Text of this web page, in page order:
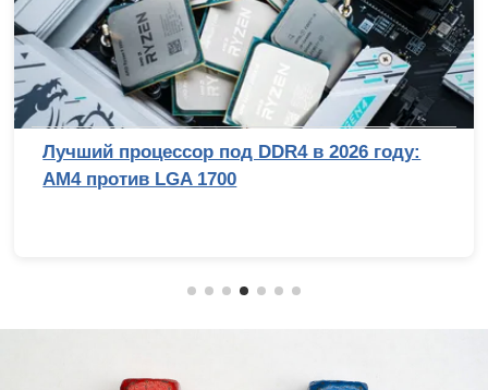
Лучший процессор под DDR4 в 2026 году:
AM4 против LGA 1700